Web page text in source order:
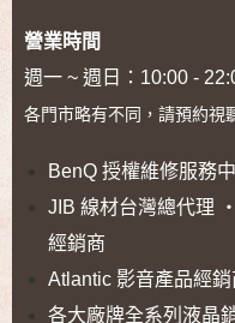
營業時間
週一 ~ 週日：10:00 -
各門市略有不同，請預約視
BenQ 授權維修服務
JIB 線材台灣總代理
經銷商
Atlantic 影音產品經銷
各大廠牌全系列液晶